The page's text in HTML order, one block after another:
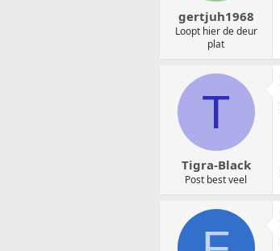
gertjuh1968
Loopt hier de deur
plat
T
Tigra-Black
Post best veel